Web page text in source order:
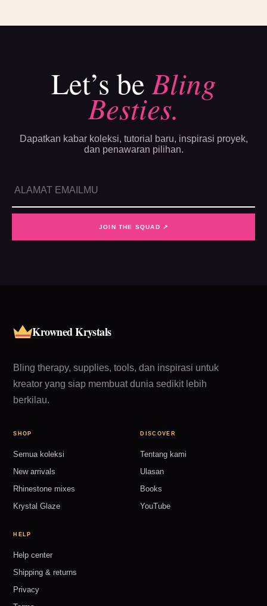
Let’s beBling
Besties.
Dapatkan kabar koleksi, tutorial baru, inspirasi proyek,
dan penawaran pilihan.
JOIN THE SQUAD ↗
Krowned Krystals
Bling therapy, supplies, tools, dan inspirasi untuk
kreator yang siap membuat dunia sedikit lebih
berkilau.
SHOP
Semua koleksi
New arrivals
Rhinestone mixes
Krystal Glaze
DISCOVER
Tentang kami
Ulasan
Books
YouTube
HELP
Help center
Shipping & returns
Privacy